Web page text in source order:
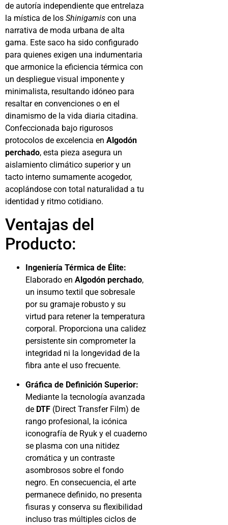
de autoría independiente que entrelaza
la mística de los Shinigamis con una
narrativa de moda urbana de alta
gama. Este saco ha sido configurado
para quienes exigen una indumentaria
que armonice la eficiencia térmica con
un despliegue visual imponente y
minimalista, resultando idóneo para
resaltar en convenciones o en el
dinamismo de la vida diaria citadina.
Confeccionada bajo rigurosos
protocolos de excelencia en Algodón
perchado, esta pieza asegura un
aislamiento climático superior y un
tacto interno sumamente acogedor,
acoplándose con total naturalidad a tu
identidad y ritmo cotidiano.
Ventajas del
Producto:
Ingeniería Térmica de Élite:
Elaborado en Algodón perchado,
un insumo textil que sobresale
por su gramaje robusto y su
virtud para retener la temperatura
corporal. Proporciona una calidez
persistente sin comprometer la
integridad ni la longevidad de la
fibra ante el uso frecuente.
Gráfica de Definición Superior:
Mediante la tecnología avanzada
de DTF (Direct Transfer Film) de
rango profesional, la icónica
iconografía de Ryuk y el cuaderno
se plasma con una nitidez
cromática y un contraste
asombrosos sobre el fondo
negro. En consecuencia, el arte
permanece definido, no presenta
fisuras y conserva su flexibilidad
incluso tras múltiples ciclos de